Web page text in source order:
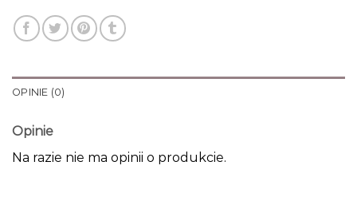
OPINIE (0)
Opinie
Na razie nie ma opinii o produkcie.